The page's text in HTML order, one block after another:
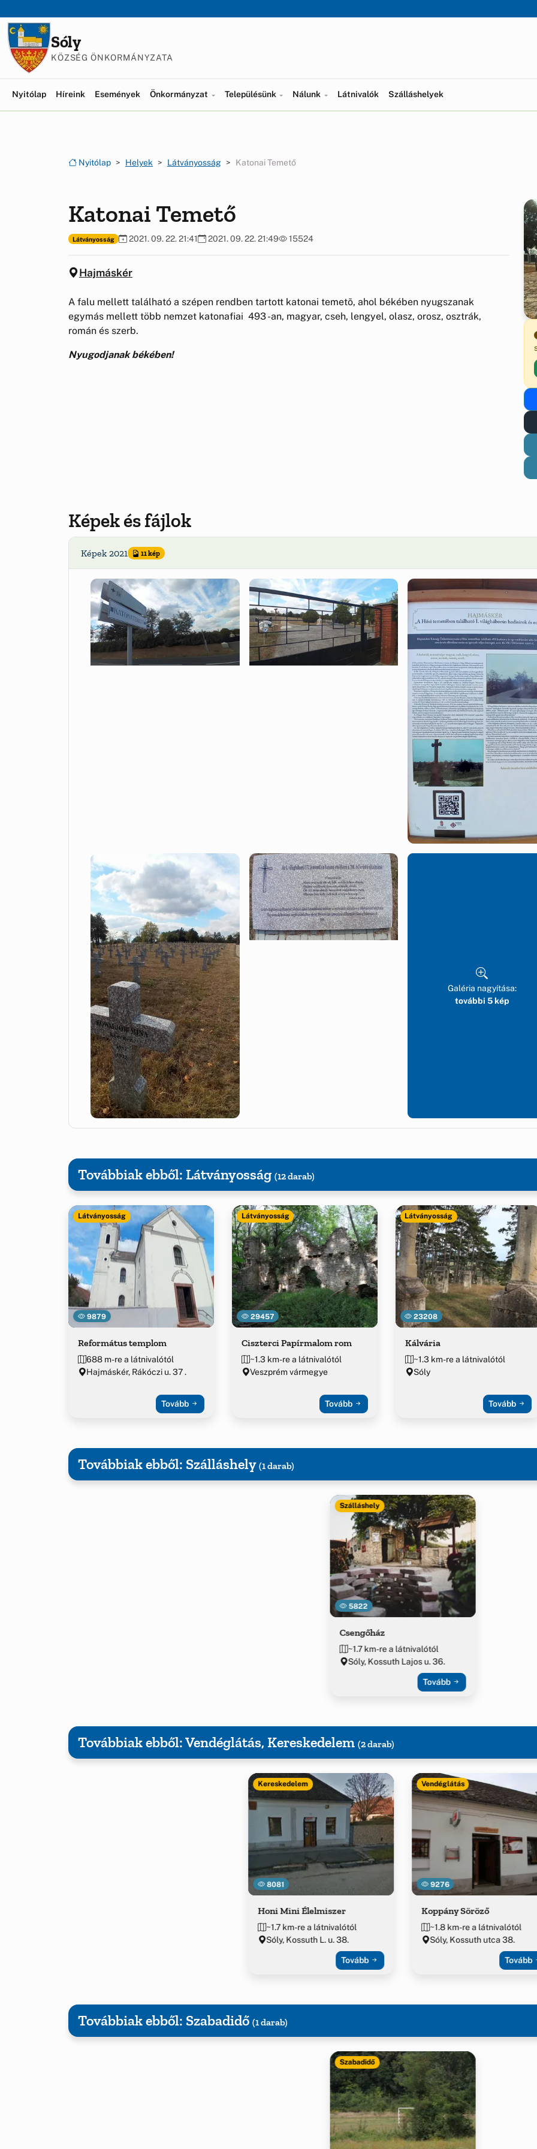
Sóly
KÖZSÉG ÖNKORMÁNYZATA
Nyitólap Híreink Események Önkormányzat Településünk Nálunk Látnivalók Szálláshelyek
Nyitólap Helyek Látványosság Katonai Temető
Katonai Temető
Látványosság 2021. 09. 22. 21:41 2021. 09. 22. 21:49 15524
Hajmáskér
A falu mellett található a szépen rendben tartott katonai temetõ, ahol békében nyugszanak
egymás mellett több nemzet katonafiai 493 -an, magyar, cseh, lengyel, olasz, orosz, osztrák,
román és szerb.
Nyugodjanak békében!
Képek és fájlok
Képek 2021 11 kép
Galéria nagyítása:
további 5 kép
Továbbiak ebből: Látványosság (12 darab)
9879
Látványosság
Református templom
688 m-re a látnivalótól
Hajmáskér, Rákóczi u. 37 .
Tovább
29457
Látványosság
Ciszterci Papírmalom rom
~1.3 km-re a látnivalótól
Veszprém vármegye
Tovább
23208
Látványosság
Kálvária
~1.3 km-re a látnivalótól
Sóly
Tovább
Továbbiak ebből: Szálláshely (1 darab)
5822
Szálláshely
Csengőház
~1.7 km-re a látnivalótól
Sóly, Kossuth Lajos u. 36.
Tovább
Továbbiak ebből: Vendéglátás, Kereskedelem (2 darab)
8081
Kereskedelem
Honi Mini Élelmiszer
~1.7 km-re a látnivalótól
Sóly, Kossuth L. u. 38.
Tovább
9276
Vendéglátás
Koppány Söröző
~1.8 km-re a látnivalótól
Sóly, Kossuth utca 38.
Tovább
Továbbiak ebből: Szabadidő (1 darab)
Szabadidő